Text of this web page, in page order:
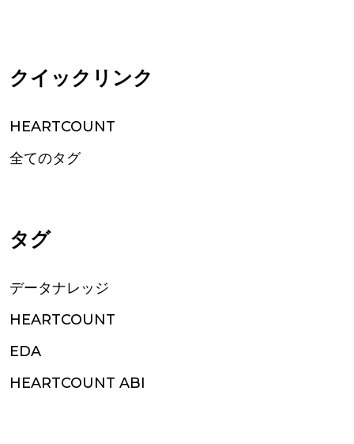
クイックリンク
HEARTCOUNT
全てのタグ
タグ
データナレッジ
HEARTCOUNT
EDA
HEARTCOUNT ABI